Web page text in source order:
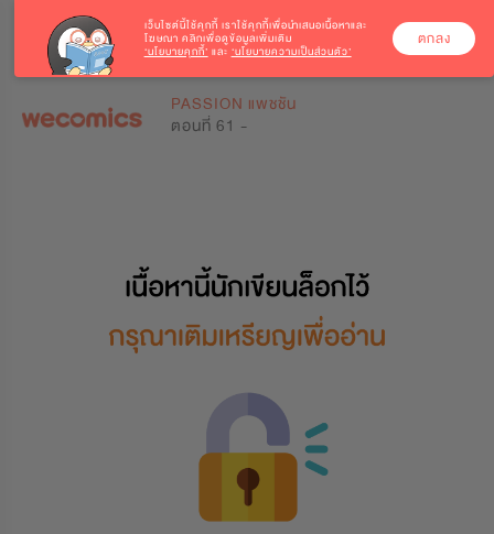
PASSION แพชชัน
ตอนที่ 61 -
เว็บไซต์นี้ใช้คุกกี้ เราใช้คุกกี้เพื่อนำเสนอเนื้อหาและ
โฆษณา คลิกเพื่อดูข้อมูลเพิ่มเติม
‘นโยบายคุกกี้’ และ ‘นโยบายความเป็นส่วนตัว’
ตกลง